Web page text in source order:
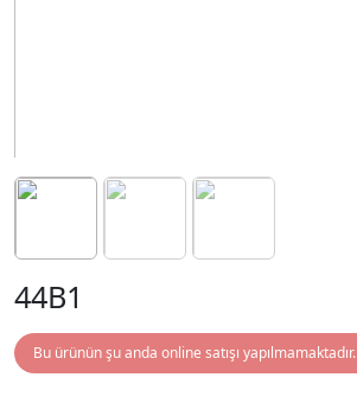
44B1
Bu ürünün şu anda online satışı yapılmamaktadır.